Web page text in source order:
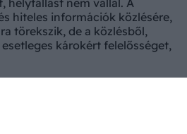
helytállást nem vállal. A
hiteles információk közlésére,
törekszik, de a közlésből,
károkért felelősséget,